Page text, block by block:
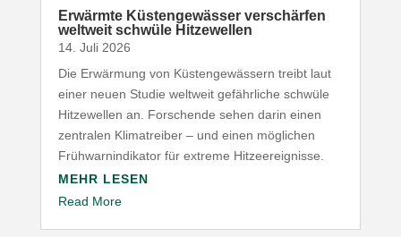
Erwärmte Küsten­ge­wässer verschärfen
weltweit schwüle Hitzewellen
14. Juli 2026
Die Erwärmung von Küsten­ge­wässern treibt laut
einer neuen Studie weltweit gefähr­liche schwüle
Hitze­wellen an. Forschende sehen darin einen
zentralen Klima­treiber – und einen möglichen
Früh­warn­in­di­kator für extreme Hitzeereignisse.
MEHR LESEN
Read More